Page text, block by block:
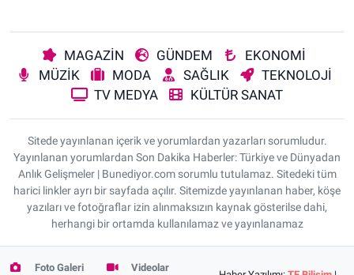
MAGAZİN GÜNDEM
EKONOMİ
MÜZİK
MODA SAĞLIK
TEKNOLOJİ
TV MEDYA
KÜLTÜR SANAT
Sitede yayınlanan içerik ve yorumlardan yazarları sorumludur.
Yayınlanan yorumlardan Son Dakika Haberler: Türkiye ve Dünyadan
Anlık Gelişmeler | Bunediyor.com sorumlu tutulamaz. Sitedeki tüm
harici linkler ayrı bir sayfada açılır. Sitemizde yayınlanan haber, köşe
yazıları ve fotoğraflar izin alınmaksızın kaynak gösterilse dahi,
herhangi bir ortamda kullanılamaz ve yayınlanamaz
Foto Galeri Videolar